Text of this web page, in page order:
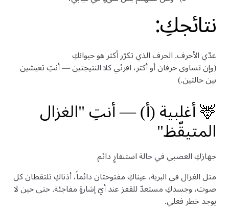
نتائجكِ:
عدّي الأحرف. الحرف الذي تكرّر أكثر هو حيوانكِ
(وإن تساوى حرفان أو أكثر، اقرئي كلا النتيجتين — أنتِ تعيشين
بين حالتين.)
🦌 أغلبية (أ) — أنتِ "الغزال
المتيقّظ"
جهازكِ العصبي في حالة استنفارٍ دائم
مثل الغزال في البرية، عيناكِ مفتوحتان دائماً، أذناكِ تلتقطان كل
صوت، وجسدكِ مستعدّ للقفز عند أيّ إشارةٍ مفاجئة. حتى حين لا
يوجد خطر فعلي.